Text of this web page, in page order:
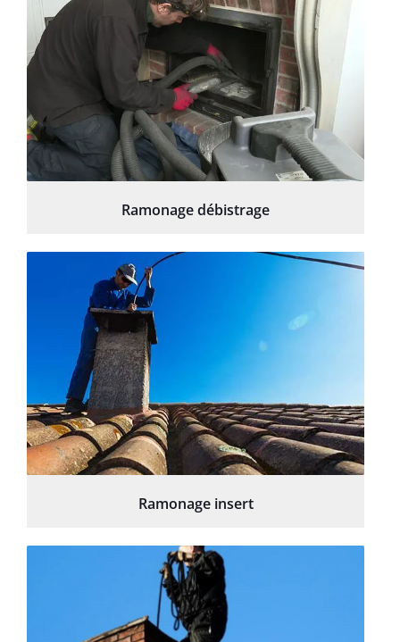
Ramonage débistrage
Ramonage insert